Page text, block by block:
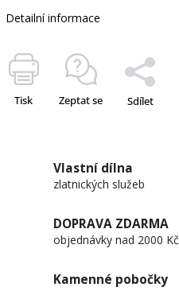
Detailní informace
Tisk Zeptat se Sdílet
Vlastní dílna
zlatnických služeb
DOPRAVA ZDARMA
objednávky nad 2000 Kč
Kamenné pobočky